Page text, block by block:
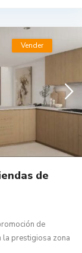
Vender
de
de
la prestigiosa zona